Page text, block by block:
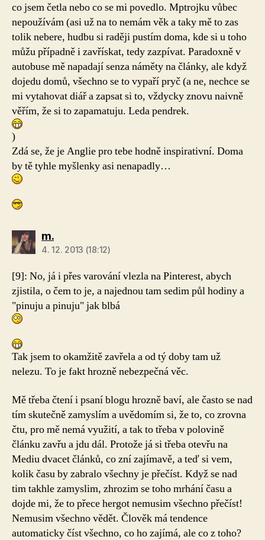
co jsem četla nebo co se mi povedlo. Mptrojku vůbec
nepoužívám (asi už na to nemám věk a taky mě to zas
tolik nebere, hudbu si raději pustím doma, kde si u toho
můžu případně i zavřískat, tedy zazpívat. Paradoxně v
autobuse mě napadají senza náměty na články, ale když
dojedu domů, všechno se to vypaří pryč (a ne, nechce se
mi vytahovat diář a zapsat si to, vždycky znovu naivně
věřím, že si to zapamatuju. Leda pendrek.
)
Zdá se, že je Anglie pro tebe hodně inspirativní. Doma
by tě tyhle myšlenky asi nenapadly…
m.
4. 12. 2013 (18:12)
[9]: No, já i přes varování vlezla na Pinterest, abych
zjistila, o čem to je, a najednou tam sedim půl hodiny a
"pinuju a pinuju" jak blbá
Tak jsem to okamžitě zavřela a od tý doby tam už
nelezu. To je fakt hrozně nebezpečná věc.
Mě třeba čtení i psaní blogu hrozně baví, ale často se nad
tím skutečně zamyslím a uvědomím si, že to, co zrovna
čtu, pro mě nemá využití, a tak to třeba v polovině
článku zavřu a jdu dál. Protože já si třeba otevřu na
Mediu dvacet článků, co zní zajímavě, a teď si vem,
kolik času by zabralo všechny je přečíst. Když se nad
tim takhle zamyslim, zhrozim se toho mrhání času a
dojde mi, že to přece hergot nemusim všechno přečíst!
Nemusim všechno vědět. Člověk má tendence
automaticky číst všechno, co ho zajímá, ale co z toho?